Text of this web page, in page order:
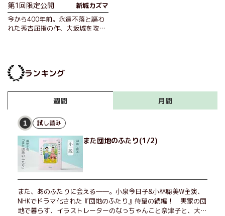
第1回限定公開
新城カズマ
今から400年前。永遠不落と謳わ
れた秀吉屈指の作、大坂城を攻め
ランキング
週間 月間
1 試し読み
また団地のふたり(1/2)
また、あのふたりに会える――。小泉今日子&小林聡美W主演、
NHKでドラマ化された『団地のふたり』待望の続編！ 実家の団
地で暮らす、イラストレーターのなっちゃんこと奈津子と、大学